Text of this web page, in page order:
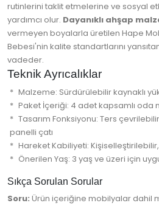
rutinlerini taklit etmelerine ve sosyal
yardımcı olur. Dayanıklı ahşap
vermeyen boyalarla üretilen Hape
Bebesi'nin kalite standartlarını
vadeder.
Teknik Ayrıcalıklar
Malzeme: Sürdürülebilir kaynaklı
Paket İçeriği: 4 adet kapsamlı oda
Tasarım Fonksiyonu: Ters
panelli çatı
Hareket Kabiliyeti:
Önerilen Yaş: 3 yaş ve üzeri için
Sıkça Sorulan Sorular
Soru: Ürün içeriğine mobilyalar dahil